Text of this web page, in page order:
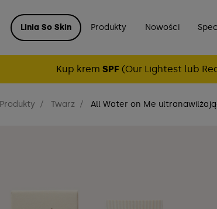
Linia So Skin Produkty Nowości
Kup krem SPF(Our Lightest lub
Produkty Twarz All Water on Me